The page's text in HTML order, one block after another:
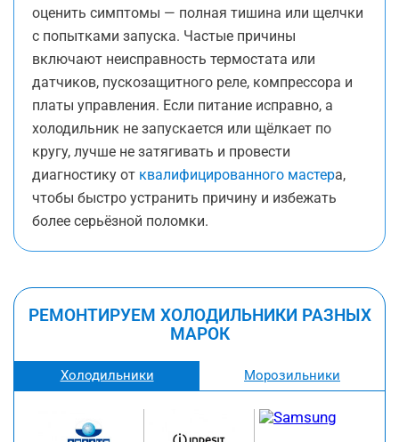
оценить симптомы — полная тишина или щелчки
с попытками запуска. Частые причины
включают неисправность термостата или
датчиков, пускозащитного реле, компрессора и
платы управления. Если питание исправно, а
холодильник не запускается или щёлкает по
кругу, лучше не затягивать и провести
диагностику от квалифицированного мастера,
чтобы быстро устранить причину и избежать
более серьёзной поломки.
РЕМОНТИРУЕМ ХОЛОДИЛЬНИКИ РАЗНЫХ
МАРОК
Холодильники Морозильники